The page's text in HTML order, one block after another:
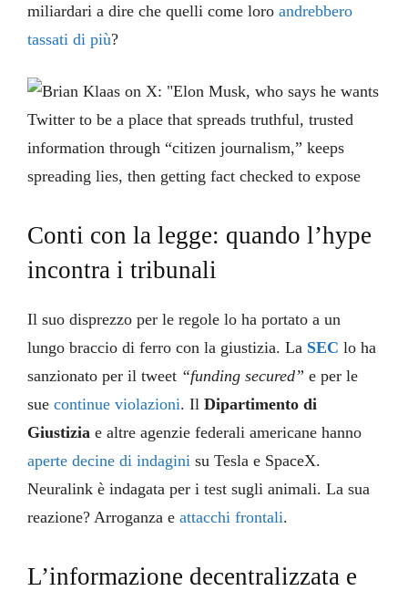
miliardari a dire che quelli come loroandrebbero
tassati di più?
Conti con la legge: quando l’hype
incontra i tribunali
Il suo disprezzo per le regole lo ha portato a un
lungo braccio di ferro con la giustizia. La SEC lo ha
sanzionato per il tweet “funding secured” e per le
suecontinue violazioni. IlDipartimento di
Giustizia e altre agenzie federali americane hanno
aperte decine di indagini su Tesla e SpaceX.
Neuralink è indagata per i test sugli animali. La sua
reazione? Arroganza eattacchi frontali.
L’informazione decentralizzata e